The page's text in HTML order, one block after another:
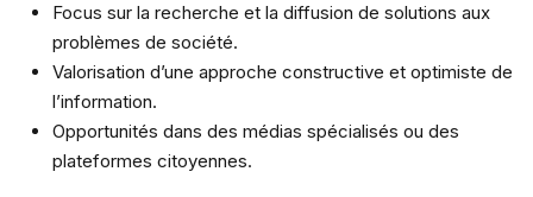
Focus sur la recherche et la diffusion de solutions aux
problèmes de société.
Valorisation d’une approche constructive et optimiste de
l’information.
Opportunités dans des médias spécialisés ou des
plateformes citoyennes.